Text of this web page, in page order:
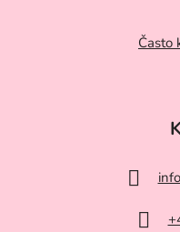
Často
info